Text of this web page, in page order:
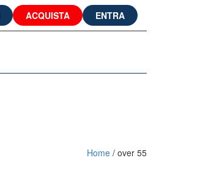
ACQUISTA ENTRA
Home / over 55